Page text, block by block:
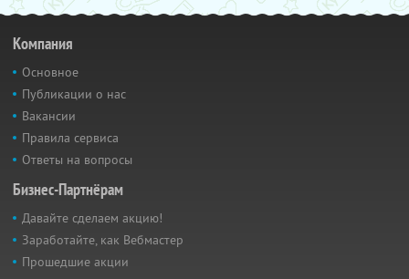
Компания
Основное
Публикации о нас
Вакансии
Правила сервиса
Ответы на вопросы
Бизнес-Партнёрам
Давайте сделаем акцию!
Заработайте, как Вебмастер
Прошедшие акции